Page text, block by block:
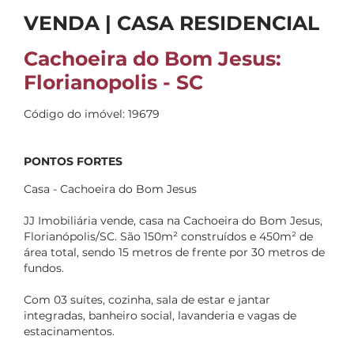
VENDA | CASA RESIDENCIAL
Cachoeira do Bom Jesus:
Florianopolis - SC
Código do imóvel: 19679
PONTOS FORTES
Casa - Cachoeira do Bom Jesus
JJ Imobiliária vende, casa na Cachoeira do Bom Jesus,
Florianópolis/SC. São 150m² construídos e 450m² de
área total, sendo 15 metros de frente por 30 metros de
fundos.
Com 03 suítes, cozinha, sala de estar e jantar
integradas, banheiro social, lavanderia e vagas de
estacinamentos.